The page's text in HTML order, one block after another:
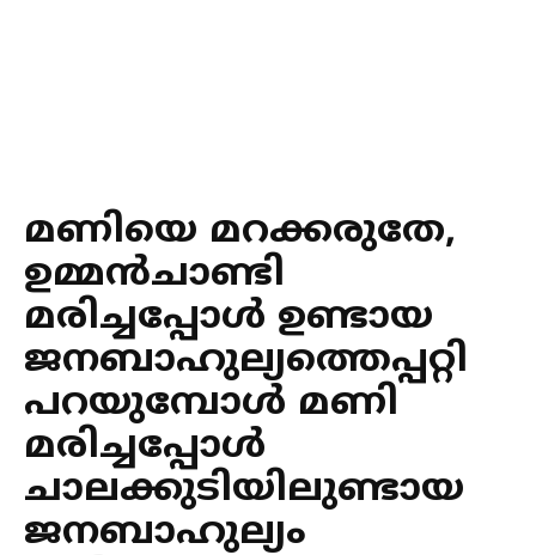
മണിയെ മറക്കരുതേ,
ഉമ്മന്‍ചാണ്ടി
മരിച്ചപ്പോള്‍ ഉണ്ടായ
ജനബാഹുല്യത്തെപ്പറ്റി
പറയുമ്പോള്‍ മണി
മരിച്ചപ്പോള്‍
ചാലക്കുടിയിലുണ്ടായ
ജനബാഹുല്യം